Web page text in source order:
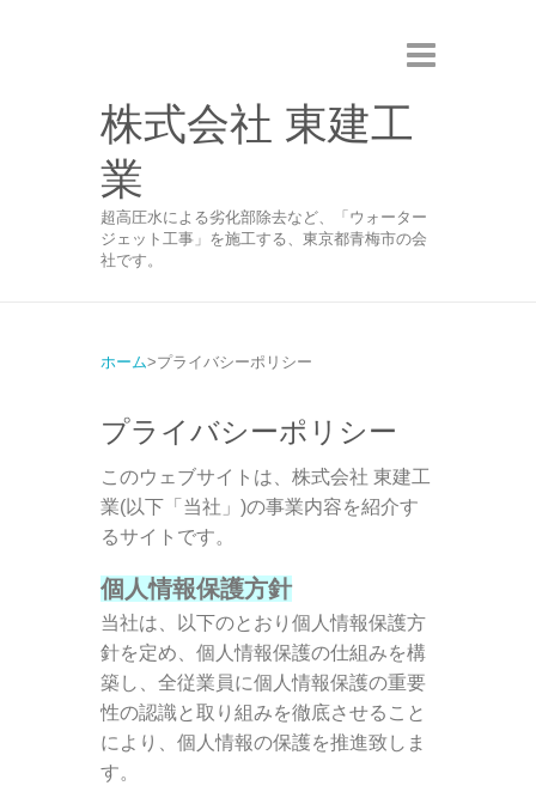
株式会社 東建工
業
超高圧水による劣化部除去など、「ウォーター
ジェット工事」を施工する、東京都青梅市の会
社です。
ホーム プライバシーポリシー
プライバシーポリシー
このウェブサイトは、株式会社 東建工
業(以下「当社」)の事業内容を紹介す
るサイトです。
個人情報保護方針
当社は、以下のとおり個人情報保護方
針を定め、個人情報保護の仕組みを構
築し、 全従業員に個人情報保護の重要
性の認識と取り組みを徹底させること
により、個人情報の保護を推進致しま
す。